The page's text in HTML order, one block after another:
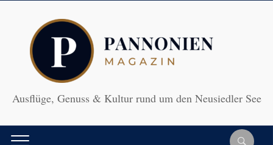
Ausflüge, Genuss & Kultur rund um den Neusiedler See